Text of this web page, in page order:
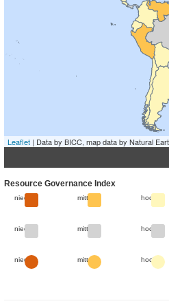
Leaflet | Data by BICC, map data by Natural
Resource Governance Index
1
niedrig 2
mittel 3
hoch
1
niedrig 2
mittel 3
hoch
1
niedrig 2
mittel 3
hoch